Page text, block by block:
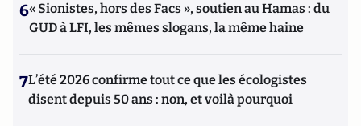
6« Sionistes, hors des Facs », soutien au Hamas : du
GUD à LFI, les mêmes slogans, la même haine
7L’été 2026 confirme tout ce que les écologistes
disent depuis 50 ans : non, et voilà pourquoi